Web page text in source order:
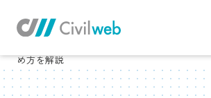
TOP お役立ち情報TOP
め方を解説